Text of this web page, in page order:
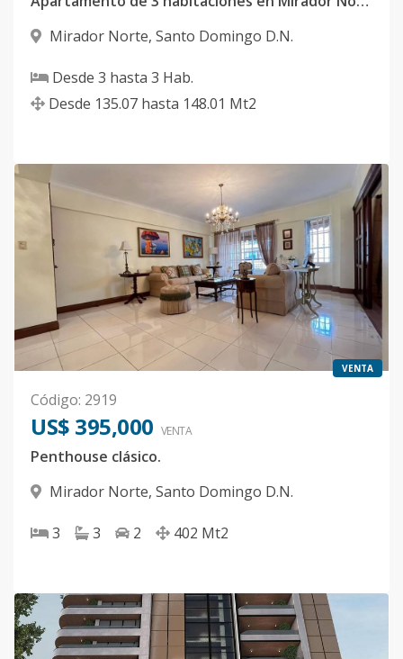
Mirador Norte, Santo Domingo D.N.
Desde 3 hasta 3 Hab.
Desde 135.07 hasta 148.01 Mt2
VENTA
Código: 2919
US$ 395,000 VENTA
Penthouse clásico.
Mirador Norte, Santo Domingo D.N.
3 3 2 402 Mt2